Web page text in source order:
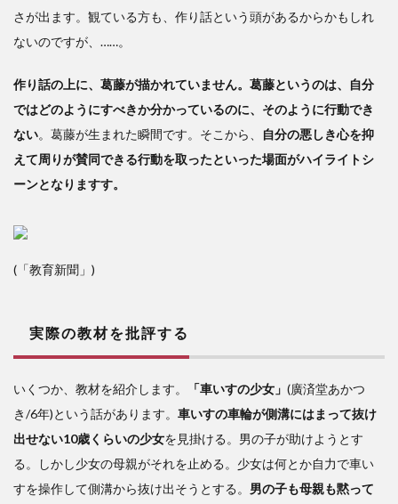
さが出ます。観ている方も、作り話という頭があるからかもしれ
ないのですが、……。
作り話の上に、葛藤が描かれていません。葛藤というのは、自分
ではどのようにすべきか分かっているのに、そのように行動でき
ない。葛藤が生まれた瞬間です。そこから、
自分の悪しき心を抑
えて周りが賛同できる行動を取ったといった場面がハイライトシ
ーンとなりますす。
(「教育新聞」)
実際の教材を批評する
いくつか、教材を紹介します。 「車いすの少女」 (廣済堂あかつ
き/6年)という話があります。 車いすの車輪が側溝にはまって抜け
出せない10歳くらいの少女を見掛ける。男の子が助けようとす
る。しかし少女の母親がそれを止める。少女は何とか自力で車い
すを操作して側溝から抜け出そうとする。 男の子も母親も黙って